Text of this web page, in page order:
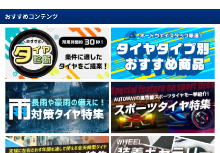
おすすめコンテンツ